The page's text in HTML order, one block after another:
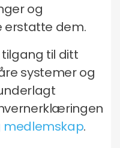
og
erstatte dem.
tilgang til ditt
systemer og
medlemskap.